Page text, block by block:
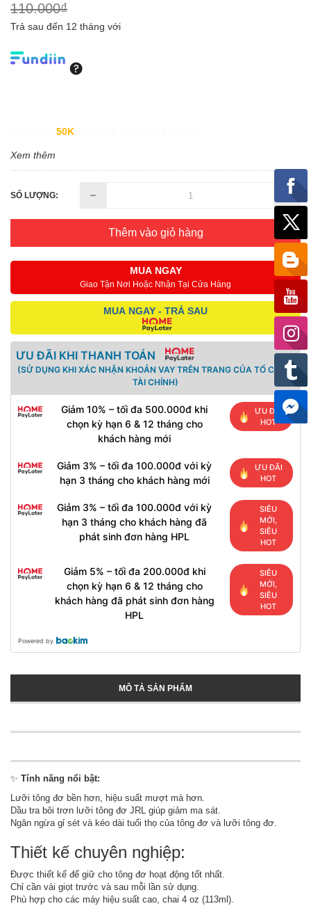
110.000₫
Trả sau đến 12 tháng với
50K
Xem thêm
SỐ LƯỢNG:
Thêm vào giỏ hàng
MUA NGAY
Giao Tận Nơi Hoặc Nhận Tại Cửa Hàng
MUA NGAY - TRẢ SAU
ƯU ĐÃI KHI THANH TOÁN
(SỬ DỤNG KHI XÁC NHẬN KHOẢN VAY TRÊN TRANG CỦA TỔ CHỨC
TÀI CHÍNH)
Giảm 10% – tối đa 500.000đ khi
chọn kỳ hạn 6 & 12 tháng cho
khách hàng mới
ƯU ĐÃI
HOT
Giảm 3% – tối đa 100.000đ với kỳ
hạn 3 tháng cho khách hàng mới
ƯU ĐÃI
HOT
Giảm 3% – tối đa 100.000đ với kỳ
hạn 3 tháng cho khách hàng đã
phát sinh đơn hàng HPL
SIÊU
MỚI,
SIÊU
HOT
Giảm 5% – tối đa 200.000đ khi
chọn kỳ hạn 6 & 12 tháng cho
khách hàng đã phát sinh đơn hàng
HPL
SIÊU
MỚI,
SIÊU
HOT
Powered by
MÔ TẢ SẢN PHẨM
✨ Tính năng nổi bật:
Lưỡi tông đơ bền hơn, hiệu suất mượt mà hơn.
Dầu tra bôi trơn lưỡi tông đơ JRL giúp giảm ma sát.
Ngăn ngừa gỉ sét và kéo dài tuổi thọ của tông đơ và lưỡi tông đơ.
Thiết kế chuyên nghiệp:
Được thiết kế để giữ cho tông đơ hoạt động tốt nhất.
Chỉ cần vài giọt trước và sau mỗi lần sử dụng.
Phù hợp cho các máy hiệu suất cao, chai 4 oz (113ml).